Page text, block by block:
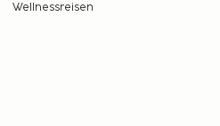
Wellnessreisen